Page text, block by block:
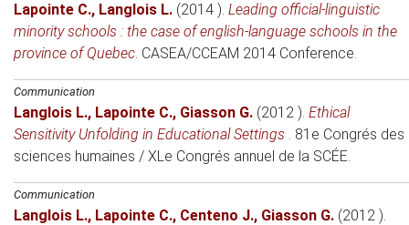
Lapointe C., Langlois L. (2014 ). Leading official-linguistic
minority schools : the case of english-language schools in the
province of Quebec. CASEA/CCEAM 2014 Conference.
Communication
Langlois L., Lapointe C., Giasson G. (2012 ). Ethical
Sensitivity Unfolding in Educational Settings . 81e Congrés des
sciences humaines / XLe Congrés annuel de la SCÉE.
Communication
Langlois L., Lapointe C., Centeno J., Giasson G. (2012 ).